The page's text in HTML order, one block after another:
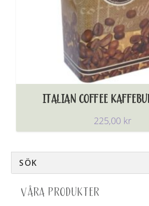
ITALIAN COFFEE
225,00 kr
VÅRA PRODUKTER